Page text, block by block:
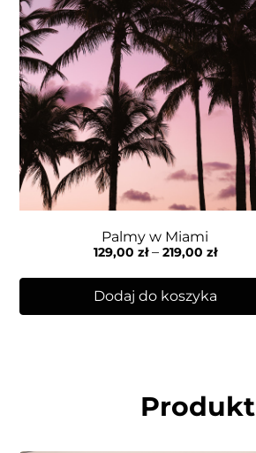
Palmy w Miami
129,00 zł– 219,00 zł
Dodaj do koszyka
Produkt